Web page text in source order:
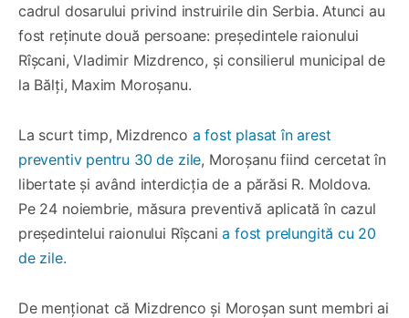
cadrul dosarului privind instruirile din Serbia. Atunci au
fost reținute două persoane: președintele raionului
Rîșcani, Vladimir Mizdrenco, și consilierul municipal de
la Bălți, Maxim Moroșanu.
La scurt timp, Mizdrenco a fost plasat în arest
preventiv pentru 30 de zile, Moroșanu fiind cercetat în
libertate și având interdicția de a părăsi R. Moldova.
Pe 24 noiembrie, măsura preventivă aplicată în cazul
președintelui raionului Rîșcania fost prelungită cu 20
de zile.
De menționat că Mizdrenco și Moroșan sunt membri ai